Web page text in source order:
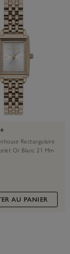
Rectangulaire
Or Blanc 21 Mm
AU PANIER